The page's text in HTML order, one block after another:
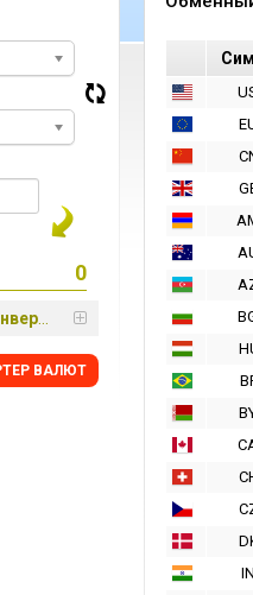
ВАЛЮТ